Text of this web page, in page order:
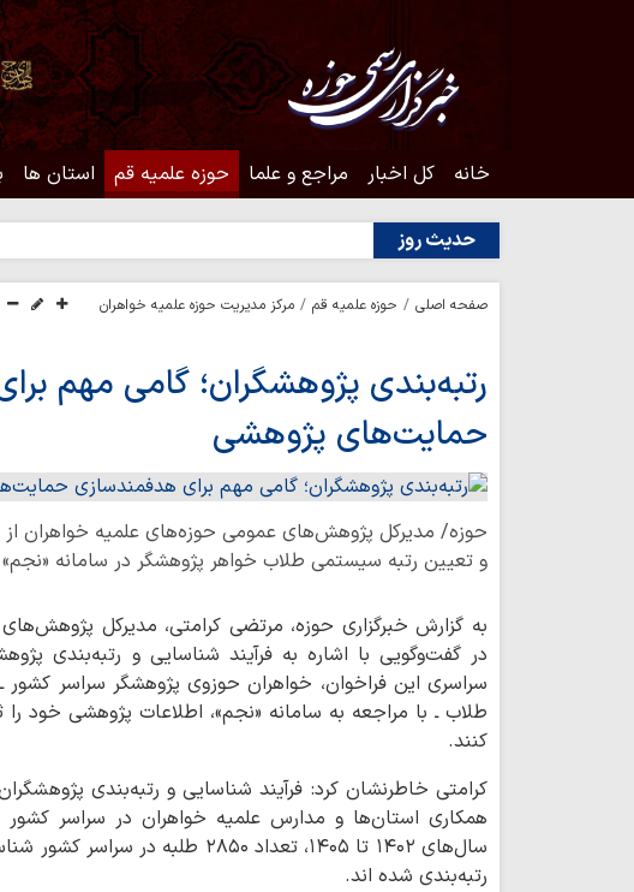
خانه کل اخبار مراجع و علما حوزه علمیه قم استان ها
حدیث روز
صفحه اصلی حوزه علمیه قم مرکز مدیریت حوزه علمیه خواهران
رتبه‌بندی پژوهشگران؛ گامی مهم
حمایت‌های پژوهشی
حوزه/ مدیرکل پژوهش‌های عمومی حوزه‌های علمیه خواهران از
و تعیین رتبه سیستمی طلاب خواهر پژوهشگر در سامانه
به گزارش خبرگزاری حوزه، مرتضی کرامتی، مدیرکل
در گفت‌وگویی با اشاره به فرآیند شناسایی و رتبه‌بندی
سراسری این فراخوان، خواهران حوزوی پژوهشگر سراسر کشور
طلاب ـ با مراجعه به سامانه «نجم»، اطلاعات پژوهشی خود را
کنند.
کرامتی خاطرنشان کرد: فرآیند شناسایی و رتبه‌بندی
همکاری استان‌ها و مدارس علمیه خواهران در سراسر
سال‌های ۱۴۰۲ تا ۱۴۰۵، تعداد ۲۸۵۰
رتبه‌بندی شده اند.